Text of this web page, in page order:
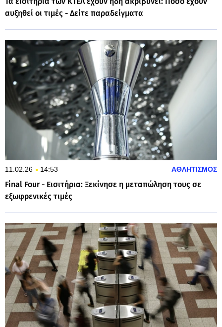
αυξηθεί οι τιμές - Δείτε παραδείγματα
11.02.26 14:53 ΑΘΛΗΤΙΣΜΟΣ
Final Four - Εισιτήρια: Ξεκίνησε η μεταπώληση τους σε
εξωφρενικές τιμές